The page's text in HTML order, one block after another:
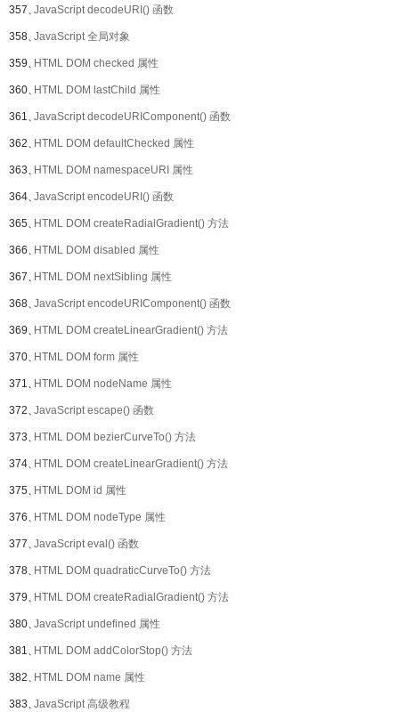
357、JavaScript decodeURI() 函数
358、JavaScript 全局对象
359、HTML DOM checked 属性
360、HTML DOM lastChild 属性
361、JavaScript decodeURIComponent() 函数
362、HTML DOM defaultChecked 属性
363、HTML DOM namespaceURI 属性
364、JavaScript encodeURI() 函数
365、HTML DOM createRadialGradient() 方法
366、HTML DOM disabled 属性
367、HTML DOM nextSibling 属性
368、JavaScript encodeURIComponent() 函数
369、HTML DOM createLinearGradient() 方法
370、HTML DOM form 属性
371、HTML DOM nodeName 属性
372、JavaScript escape() 函数
373、HTML DOM bezierCurveTo() 方法
374、HTML DOM createLinearGradient() 方法
375、HTML DOM id 属性
376、HTML DOM nodeType 属性
377、JavaScript eval() 函数
378、HTML DOM quadraticCurveTo() 方法
379、HTML DOM createRadialGradient() 方法
380、JavaScript undefined 属性
381、HTML DOM addColorStop() 方法
382、HTML DOM name 属性
383、JavaScript 高级教程